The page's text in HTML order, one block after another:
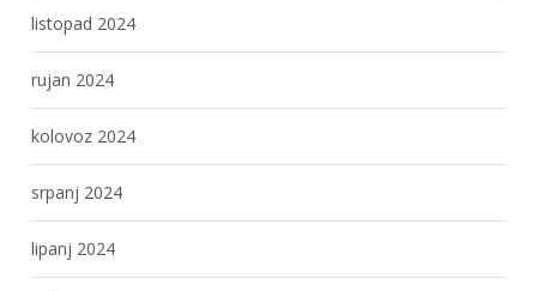
listopad 2024
rujan 2024
kolovoz 2024
srpanj 2024
lipanj 2024